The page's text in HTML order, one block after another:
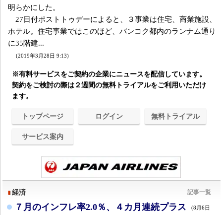
明らかにした。
27日付ポストトゥデーによると、３事業は住宅、商業施設、
ホテル。住宅事業ではこのほど、バンコク都内のランナム通り
に35階建...
(2019年3月28日 9:13)
※有料サービスをご契約の企業にニュースを配信しています。
契約をご検討の際は２週間の無料トライアルをご利用いただけ
ます。
トップページ ログイン 無料トライアル
サービス案内
経済 記事一覧
７月のインフレ率2.0％、４カ月連続プラス (8月6日